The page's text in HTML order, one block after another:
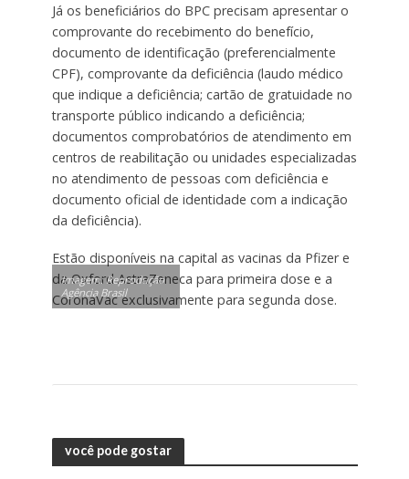
Já os beneficiários do BPC precisam apresentar o
comprovante do recebimento do benefício,
documento de identificação (preferencialmente
CPF), comprovante da deficiência (laudo médico
que indique a deficiência; cartão de gratuidade no
transporte público indicando a deficiência;
documentos comprobatórios de atendimento em
centros de reabilitação ou unidades especializadas
no atendimento de pessoas com deficiência e
documento oficial de identidade com a indicação
da deficiência).
Estão disponíveis na capital as vacinas da Pfizer e
da Oxford AstraZeneca para primeira dose e a
CoronaVac exclusivamente para segunda dose.
Imagem: Reprodução
Agência Brasil
você pode gostar